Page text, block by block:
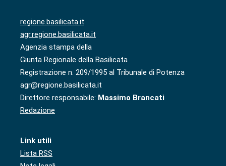
regione.basilicata.it
agr.regione.basilicata.it
Agenzia stampa della
Giunta Regionale della Basilicata
Registrazione n. 209/1995 al Tribunale di Potenza
agr@regione.basilicata.it
Direttore responsabile: Massimo Brancati
Redazione
Link utili
Lista RSS